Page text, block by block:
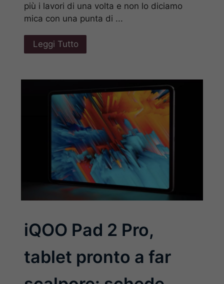
più i lavori di una volta e non lo diciamo
mica con una punta di ...
Leggi Tutto
iQOO Pad 2 Pro,
tablet pronto a far